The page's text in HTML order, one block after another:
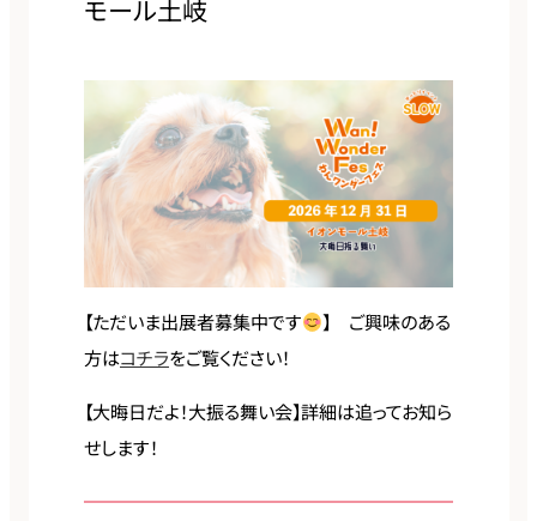
モール土岐
【ただいま出展者募集中です
】 ご興味のある
方はコチラをご覧ください！
【大晦日だよ！大振る舞い会】詳細は追ってお知ら
せします！